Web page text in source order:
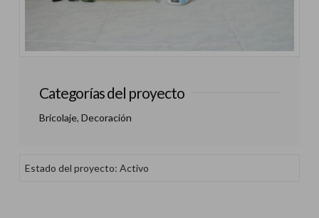
Categorías del proyecto
Bricolaje, Decoración
Estado del proyecto: Activo